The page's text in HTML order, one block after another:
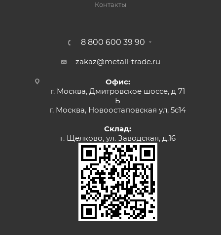
Контакты
8 800 600 39 90
zakaz@metall-trade.ru
Офис:
г. Москва, Дмитровское шоссе, д 71
Б
г. Москва, Новоостаповская ул, 5с14
Склад:
г. Щелково, ул. Заводская, д.16